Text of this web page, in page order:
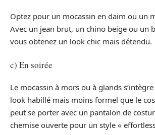
Optez pour un mocassin en daim ou un
Avec un jean brut, un chino beige ou un
vous obtenez un look chic mais détendu.
c) En soirée
Le mocassin à mors ou à glands
look habillé mais moins formel que le
peut se porter avec un pantalon de
chemise ouverte pour un style «